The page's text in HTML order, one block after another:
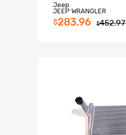
Jeep
JEEP WRANGLER
$452.97
$283.96